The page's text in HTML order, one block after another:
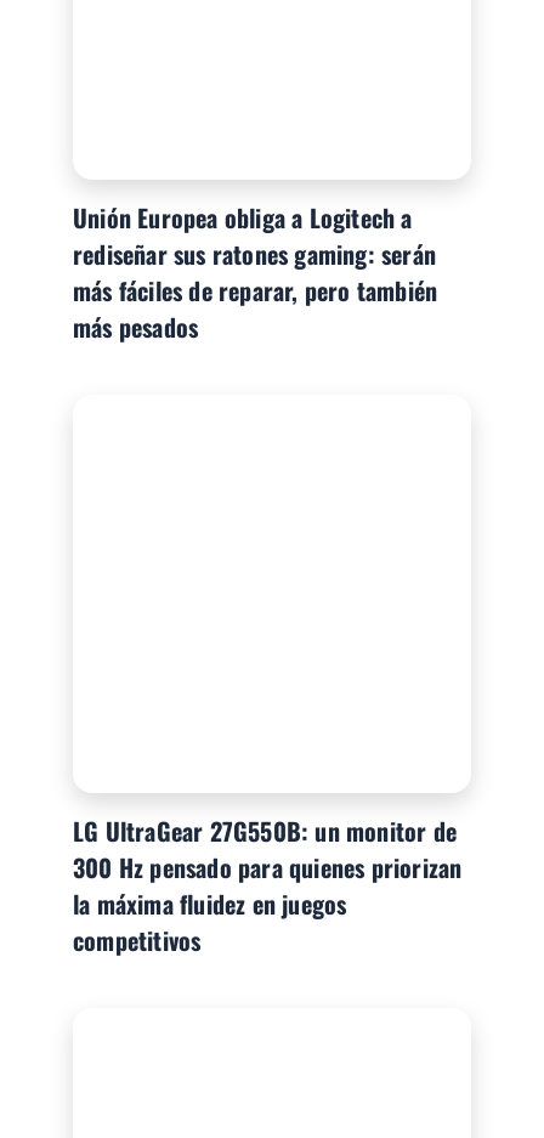
Unión Europea obliga a Logitech a
rediseñar sus ratones gaming: serán
más fáciles de reparar, pero también
más pesados
LG UltraGear 27G550B: un monitor de
300 Hz pensado para quienes priorizan
la máxima fluidez en juegos
competitivos